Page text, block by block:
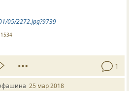
05/2272.jpg?9739
1534
1
25 мар 2018